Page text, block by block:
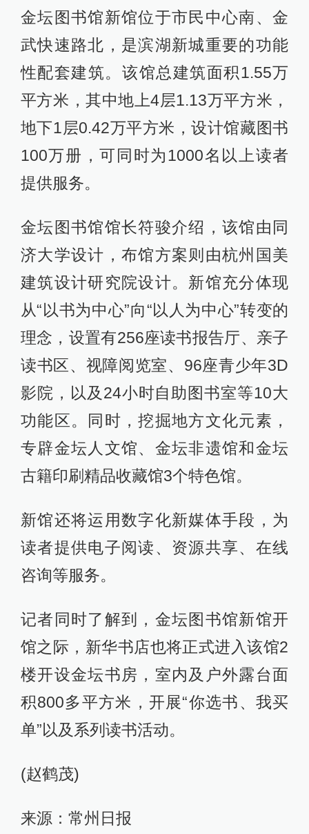
金坛图书馆新馆位于市民中心南、金
武快速路北，是滨湖新城重要的功能
性配套建筑。该馆总建筑面积1.55万
平方米，其中地上4层1.13万平方米，
地下1层0.42万平方米，设计馆藏图书
100万册，可同时为1000名以上读者
提供服务。
金坛图书馆馆长符骏介绍，该馆由同
济大学设计，布馆方案则由杭州国美
建筑设计研究院设计。新馆充分体现
从“以书为中心”向“以人为中心”转变的
理念，设置有256座读书报告厅、亲子
读书区、视障阅览室、96座青少年3D
影院，以及24小时自助图书室等10大
功能区。同时，挖掘地方文化元素，
专辟金坛人文馆、金坛非遗馆和金坛
古籍印刷精品收藏馆3个特色馆。
新馆还将运用数字化新媒体手段，为
读者提供电子阅读、资源共享、在线
咨询等服务。
记者同时了解到，金坛图书馆新馆开
馆之际，新华书店也将正式进入该馆2
楼开设金坛书房，室内及户外露台面
积800多平方米，开展“你选书、我买
单”以及系列读书活动。
(赵鹤茂)
来源：常州日报